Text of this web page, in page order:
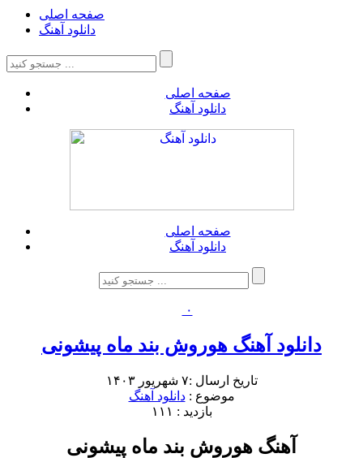
صفحه اصلی
دانلود آهنگ
صفحه اصلی
دانلود آهنگ
صفحه اصلی
دانلود آهنگ
۰
دانلود آهنگ هوروش بند ماه پیشونی
تاریخ ارسال :۷ شهریور ۱۴۰۳
موضوع :دانلود آهنگ
بازدید : ۱۱۱
آهنگ هوروش بند ماه پیشونی